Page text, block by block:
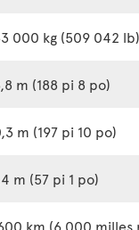
000 kg (509 042 lb)
m (188 pi 8 po)
m (197 pi 10 po)
m (57 pi 1 po)
km (6 000 milles